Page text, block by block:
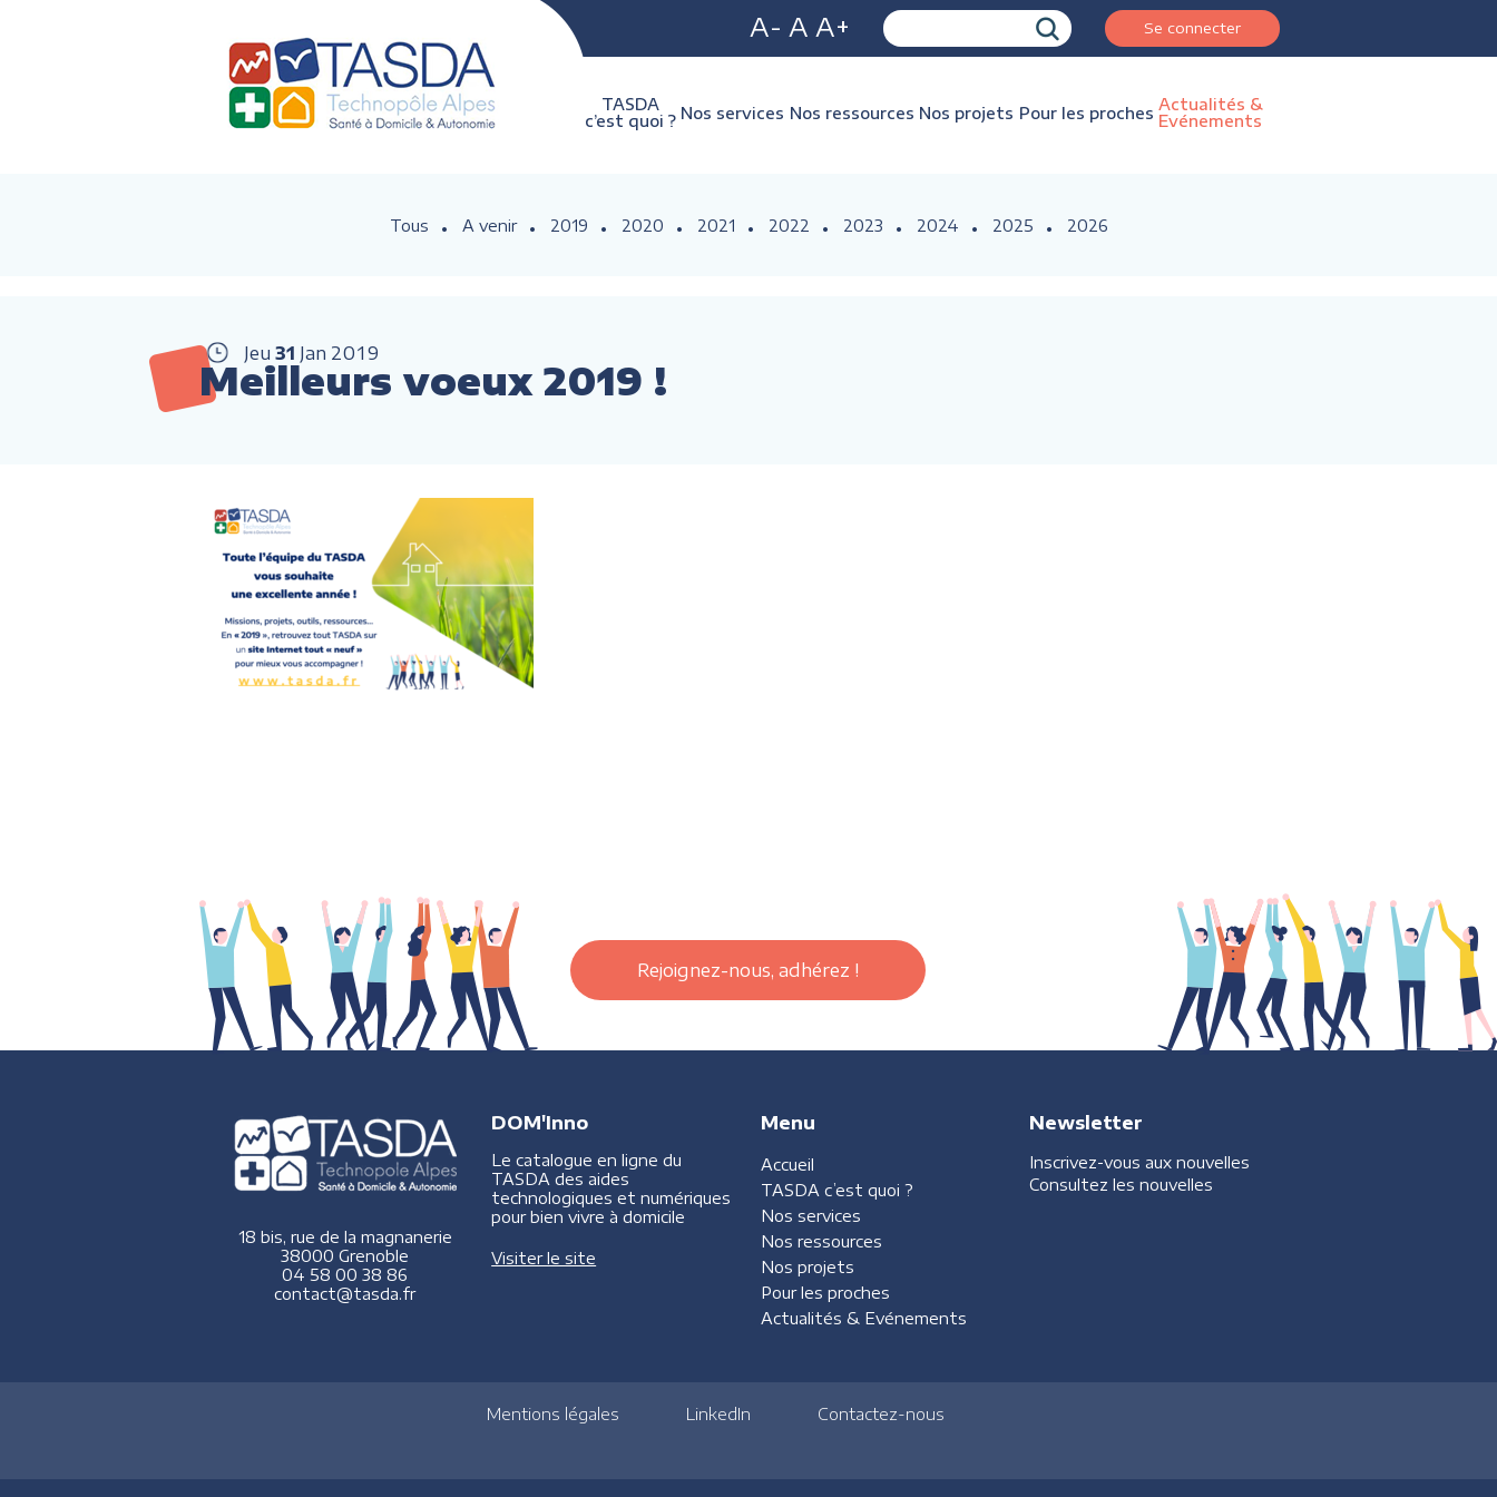
A- A A+ Se connecter
TASDA
c’est quoi ? Nos services Nos ressources Nos projets Pour les proches Actualités &
Evénements
Tous A venir 2019 2020 2021 2022 2023 2024 2025 2026
Jeu 31 Jan 2019
Meilleurs voeux 2019 !
Rejoignez-nous, adhérez !
18 bis, rue de la magnanerie
38000 Grenoble
04 58 00 38 86
contact@tasda.fr
DOM'Inno
Le catalogue en ligne du
TASDA des aides
technologiques et numériques
pour bien vivre à domicile
Visiter le site
Menu
Accueil
TASDA c’est quoi ?
Nos services
Nos ressources
Nos projets
Pour les proches
Actualités & Evénements
Newsletter
Inscrivez-vous aux nouvelles
Consultez les nouvelles
Mentions légales LinkedIn Contactez-nous